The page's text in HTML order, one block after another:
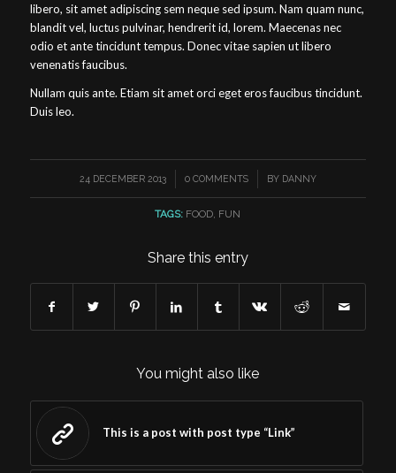
libero, sit amet adipiscing sem neque sed ipsum. Nam quam nunc,
blandit vel, luctus pulvinar, hendrerit id, lorem. Maecenas nec
odio et ante tincidunt tempus. Donec vitae sapien ut libero
venenatis faucibus.
Nullam quis ante. Etiam sit amet orci eget eros faucibus tincidunt.
Duis leo.
24 DECEMBER 2013
/ 0 COMMENTS
/ BY DANNY
TAGS: FOOD FUN
Share this entry
You might also like
This is a post with post type “Link”